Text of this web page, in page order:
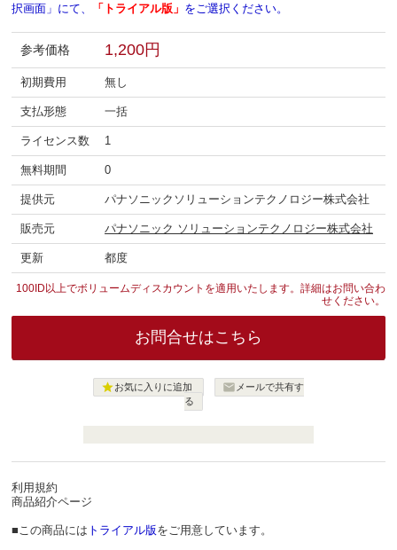
択画面」にて、
「トライアル版」 をご選択ください。
参考価格 1,200円
初期費用 無し
支払形態 一括
ライセンス数 1
無料期間 0
提供元 パナソニックソリューションテクノロジー株式会社
販売元 パナソニック ソリューションテクノロジー株式会社
更新 都度
100ID以上でボリュームディスカウントを適用いたします。詳細はお問い合わ
せください。
お問合せはこちら
お気に入りに追加  メールで共有す
る
利用規約
商品紹介ページ
■この商品には トライアル版をご用意しています。